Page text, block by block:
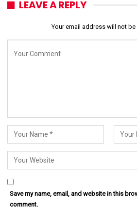
LEAVE A REPLY
Your email address will not
Save my name, email, and website in this
comment.